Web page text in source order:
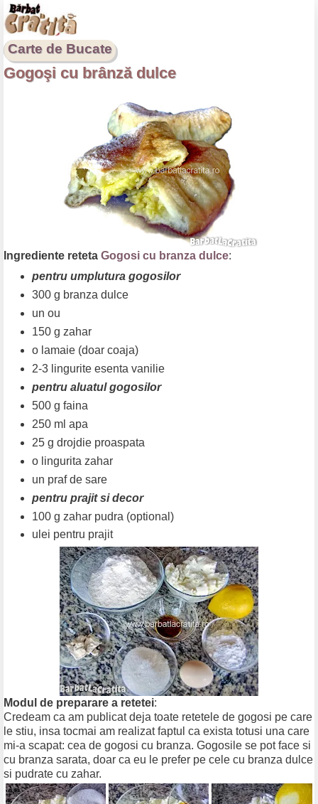
Carte de Bucate
Gogoşi cu brânză dulce
Ingrediente reteta Gogosi cu branza dulce:
pentru umplutura gogosilor
300 g branza dulce
un ou
150 g zahar
o lamaie (doar coaja)
2-3 lingurite esenta vanilie
pentru aluatul gogosilor
500 g faina
250 ml apa
25 g drojdie proaspata
o lingurita zahar
un praf de sare
pentru prajit si decor
100 g zahar pudra (optional)
ulei pentru prajit
Modul de preparare a retetei:
Credeam ca am publicat deja toate retetele de gogosi pe care
le stiu, insa tocmai am realizat faptul ca exista totusi una care
mi-a scapat: cea de gogosi cu branza. Gogosile se pot face si
cu branza sarata, doar ca eu le prefer pe cele cu branza dulce
si pudrate cu zahar.